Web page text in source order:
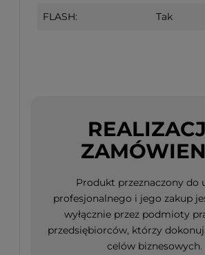
FLASH: Tak
Produkt przeznaczony do
profesjonalnego i jego zakup
wyłącznie przez podmioty
przedsiębiorców, którzy
celów biznesowych.